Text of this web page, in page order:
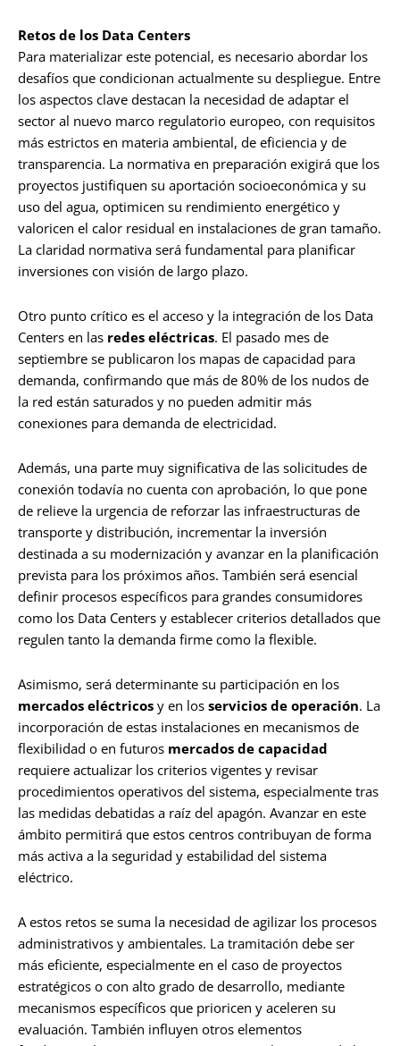
Retos de los Data Centers
Para materializar este potencial, es necesario abordar los
desafíos que condicionan actualmente su despliegue. Entre
los aspectos clave destacan la necesidad de adaptar el
sector al nuevo marco regulatorio europeo, con requisitos
más estrictos en materia ambiental, de eficiencia y de
transparencia. La normativa en preparación exigirá que los
proyectos justifiquen su aportación socioeconómica y su
uso del agua, optimicen su rendimiento energético y
valoricen el calor residual en instalaciones de gran tamaño.
La claridad normativa será fundamental para planificar
inversiones con visión de largo plazo.
Otro punto crítico es el acceso y la integración de los Data
Centers en las redes eléctricas. El pasado mes de
septiembre se publicaron los mapas de capacidad para
demanda, confirmando que más de 80% de los nudos de
la red están saturados y no pueden admitir más
conexiones para demanda de electricidad.
Además, una parte muy significativa de las solicitudes de
conexión todavía no cuenta con aprobación, lo que pone
de relieve la urgencia de reforzar las infraestructuras de
transporte y distribución, incrementar la inversión
destinada a su modernización y avanzar en la planificación
prevista para los próximos años. También será esencial
definir procesos específicos para grandes consumidores
como los Data Centers y establecer criterios detallados que
regulen tanto la demanda firme como la flexible.
Asimismo, será determinante su participación en los
mercados eléctricos y en los servicios de operación. La
incorporación de estas instalaciones en mecanismos de
flexibilidad o en futuros mercados de capacidad
requiere actualizar los criterios vigentes y revisar
procedimientos operativos del sistema, especialmente tras
las medidas debatidas a raíz del apagón. Avanzar en este
ámbito permitirá que estos centros contribuyan de forma
más activa a la seguridad y estabilidad del sistema
eléctrico.
A estos retos se suma la necesidad de agilizar los procesos
administrativos y ambientales. La tramitación debe ser
más eficiente, especialmente en el caso de proyectos
estratégicos o con alto grado de desarrollo, mediante
mecanismos específicos que prioricen y aceleren su
evaluación. También influyen otros elementos